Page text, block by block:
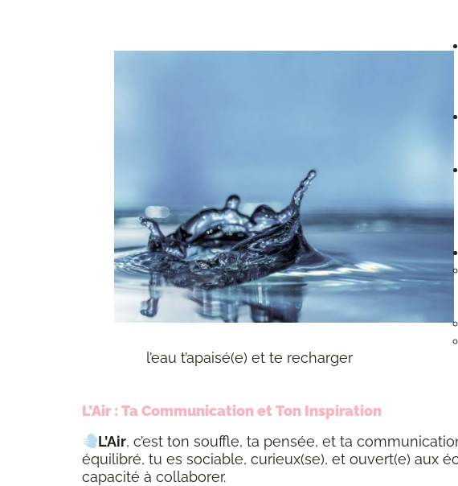
l’eau t’apaisé(e) et te recharger
L’Air : Ta Communication et Ton Inspiration
L’Air, c’est ton souffle, ta pensée, et ta
équilibré, tu es sociable, curieux(se), et ouvert(e) aux
capacité à collaborer.